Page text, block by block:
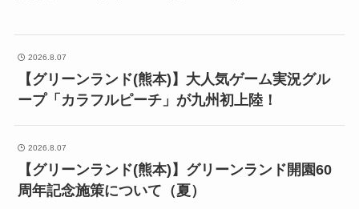
2026.8.07
【グリーンランド(熊本)】大人気ゲーム実況グル
ープ「カラフルピーチ」が九州初上陸！
2026.8.07
【グリーンランド(熊本)】グリーンランド開園60
周年記念施策について（夏）